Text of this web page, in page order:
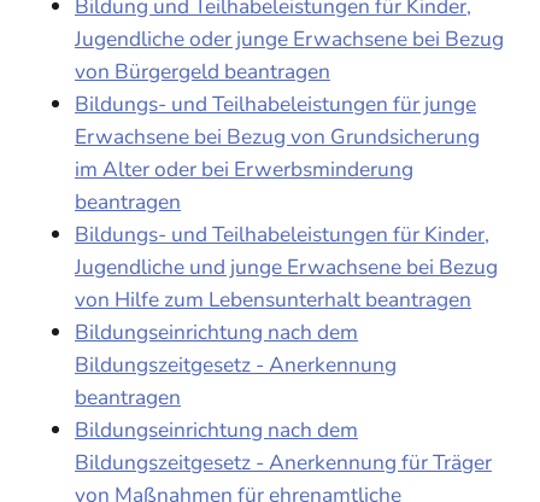
Bildung und Teilhabeleistungen für Kinder,
Jugendliche oder junge Erwachsene bei Bezug
von Bürgergeld beantragen
Bildungs- und Teilhabeleistungen für junge
Erwachsene bei Bezug von Grundsicherung
im Alter oder bei Erwerbsminderung
beantragen
Bildungs- und Teilhabeleistungen für Kinder,
Jugendliche und junge Erwachsene bei Bezug
von Hilfe zum Lebensunterhalt beantragen
Bildungseinrichtung nach dem
Bildungszeitgesetz - Anerkennung
beantragen
Bildungseinrichtung nach dem
Bildungszeitgesetz - Anerkennung für Träger
von Maßnahmen für ehrenamtliche